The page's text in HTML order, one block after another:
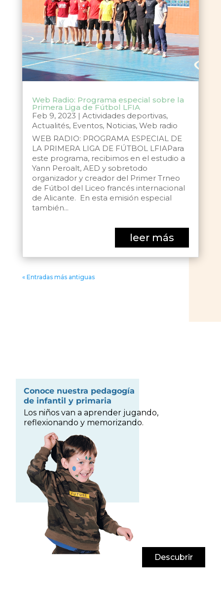
Web Radio: Programa especial sobre la
Primera Liga de Fútbol LFIA
Feb 9, 2023 | Actividades deportivas,
Actualités, Eventos, Noticias, Web radio
WEB RADIO: PROGRAMA ESPECIAL DE
LA PRIMERA LIGA DE FÚTBOL LFIAPara
este programa, recibimos en el estudio a
Yann Peroalt, AED y sobretodo
organizador y creador del Primer Trneo
de Fútbol del Liceo francés internacional
de Alicante. En esta emisión especial
también...
leer más
« Entradas más antiguas
Conoce nuestra pedagogía
de infantil y primaria
Los niños van a aprender jugando,
reflexionando y memorizando.
Descubrir